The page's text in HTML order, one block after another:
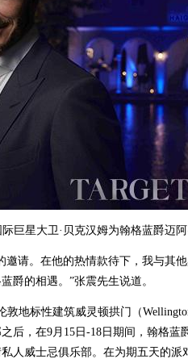
际巨星大卫·贝克汉姆为翰格蓝爵迈
请。在他的热情款待下，我与其
爵的相遇。”张震先生说道。
地标性建筑威灵顿拱门（
后，在9月15日-18日期间，翰格蓝
人威士忌俱乐部。在为期五天的